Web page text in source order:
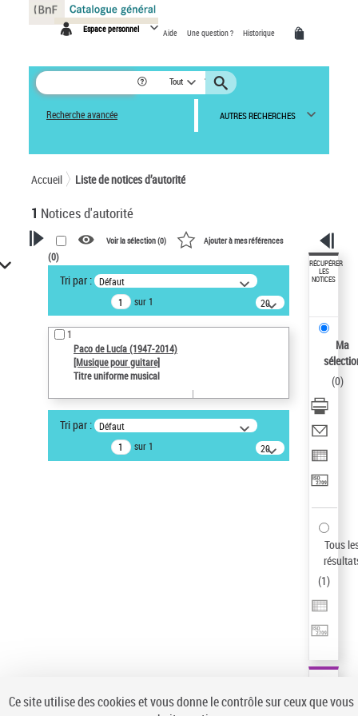
Espace personnel Aide Une question ? Historique
Tout
Recherche avancée AUTRES RECHERCHES
Accueil Liste de notices d’autorité
1 Notices d'autorité
VOTRE RECHERCHE
Recherche avancée dans les
notices d’autorité
Œuvres liées à l'auteur :
Paco de Lucía (1947-2014)
Auteur d’œuvre
Type de notice d'autorité
Œuvre
Sauvegarder votre recherche
Voir la sélection (0) Ajouter à mes références
(0)
Tri par : Défaut
sur 1
20
résultats/page
1
Paco de Lucía (1947-2014)
[Musique pour guitare]
Titre uniforme musical
Tri par : Défaut
sur 1
20
résultats/page
RÉCUPÉRER
LES
NOTICES
Ma
(0)
Tous
(1)
Panneau de gestion des cookies
Ce site utilise des cookies et vous donne le contrôle sur ceux que vous